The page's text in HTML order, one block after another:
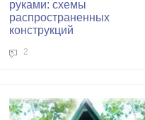
руками: схемы
распространенных
конструкций
2